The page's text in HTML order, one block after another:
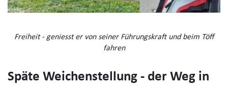
Freiheit - geniesst er von seiner Führungskraft und beim Töff
fahren
Späte Weichenstellung - der Weg in